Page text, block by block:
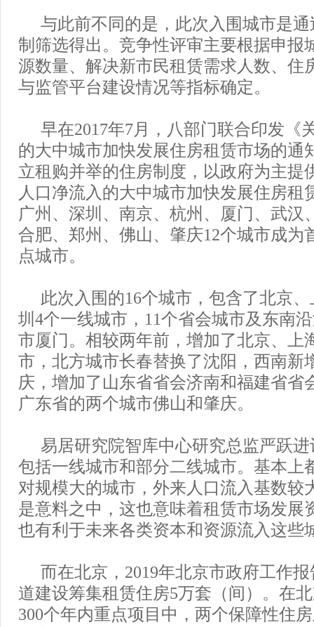
与此前不同的是，此次入围城市是
制筛选得出。竞争性评审主要根据申报
源数量、解决新市民租赁需求人数、住
与监管平台建设情况等指标确定。
早在2017年7月，八部门联合印发《
的大中城市加快发展住房租赁市场的通
立租购并举的住房制度，以政府为主提
人口净流入的大中城市加快发展住房租
广州、深圳、南京、杭州、厦门、武汉
合肥、郑州、佛山、肇庆12个城市成为
点城市。
此次入围的16个城市，包含了北京
圳4个一线城市，11个省会城市及东南
市厦门。相较两年前，增加了北京、上
市，北方城市长春替换了沈阳，西南新
庆，增加了山东省省会济南和福建省省
广东省的两个城市佛山和肇庆。
易居研究院智库中心研究总监严跃
包括一线城市和部分二线城市。基本上
对规模大的城市，外来人口流入基数较
是意料之中，这也意味着租赁市场发展
也有利于未来各类资本和资源流入这些
而在北京，2019年北京市政府工作
道建设筹集租赁住房5万套（间）。在
300个年内重点项目中，两个保障性住